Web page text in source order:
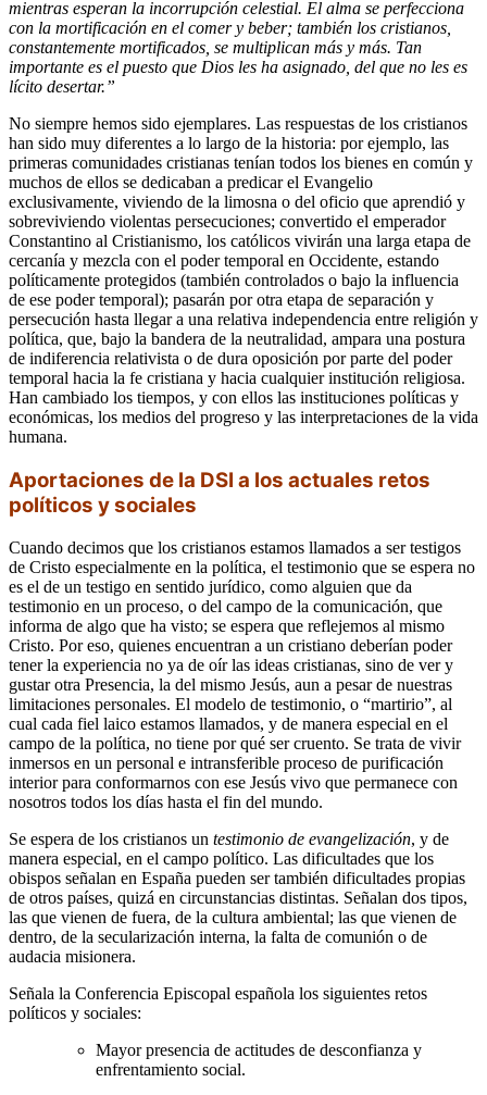
mientras esperan la incorrupción celestial. El alma se perfecciona
con la mortificación en el comer y beber; también los cristianos,
constantemente mortificados, se multiplican más y más. Tan
importante es el puesto que Dios les ha asignado, del que no les es
lícito desertar.”
No siempre hemos sido ejemplares. Las respuestas de los cristianos
han sido muy diferentes a lo largo de la historia: por ejemplo, las
primeras comunidades cristianas tenían todos los bienes en común y
muchos de ellos se dedicaban a predicar el Evangelio
exclusivamente, viviendo de la limosna o del oficio que aprendió y
sobreviviendo violentas persecuciones; convertido el emperador
Constantino al Cristianismo, los católicos vivirán una larga etapa de
cercanía y mezcla con el poder temporal en Occidente, estando
políticamente protegidos (también controlados o bajo la influencia
de ese poder temporal); pasarán por otra etapa de separación y
persecución hasta llegar a una relativa independencia entre religión y
política, que, bajo la bandera de la neutralidad, ampara una postura
de indiferencia relativista o de dura oposición por parte del poder
temporal hacia la fe cristiana y hacia cualquier institución religiosa.
Han cambiado los tiempos, y con ellos las instituciones políticas y
económicas, los medios del progreso y las interpretaciones de la vida
humana.
Aportaciones de la DSI a los actuales retos
políticos y sociales
Cuando decimos que los cristianos estamos llamados a ser testigos
de Cristo especialmente en la política, el testimonio que se espera no
es el de un testigo en sentido jurídico, como alguien que da
testimonio en un proceso, o del campo de la comunicación, que
informa de algo que ha visto; se espera que reflejemos al mismo
Cristo. Por eso, quienes encuentran a un cristiano deberían poder
tener la experiencia no ya de oír las ideas cristianas, sino de ver y
gustar otra Presencia, la del mismo Jesús, aun a pesar de nuestras
limitaciones personales. El modelo de testimonio, o “martirio”, al
cual cada fiel laico estamos llamados, y de manera especial en el
campo de la política, no tiene por qué ser cruento. Se trata de vivir
inmersos en un personal e intransferible proceso de purificación
interior para conformarnos con ese Jesús vivo que permanece con
nosotros todos los días hasta el fin del mundo.
Se espera de los cristianos un testimonio de evangelización, y de
manera especial, en el campo político. Las dificultades que los
obispos señalan en España pueden ser también dificultades propias
de otros países, quizá en circunstancias distintas. Señalan dos tipos,
las que vienen de fuera, de la cultura ambiental; las que vienen de
dentro, de la secularización interna, la falta de comunión o de
audacia misionera.
Señala la Conferencia Episcopal española los siguientes retos
políticos y sociales:
Mayor presencia de actitudes de desconfianza y
enfrentamiento social.